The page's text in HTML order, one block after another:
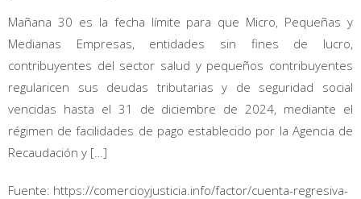
Mañana 30 es la fecha límite para que Micro, Pequeñas y
Medianas Empresas, entidades sin fines de lucro,
contribuyentes del sector salud y pequeños contribuyentes
regularicen sus deudas tributarias y de seguridad social
vencidas hasta el 31 de diciembre de 2024, mediante el
régimen de facilidades de pago establecido por la Agencia de
Recaudación y […]
Fuente: https://comercioyjusticia.info/factor/cuenta-regresiva-